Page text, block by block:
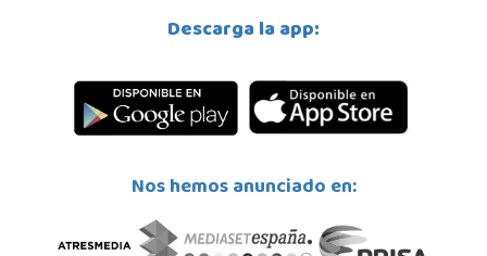
STOCK DISPONIBLE
Sevilla
955605259
Descarga la app:
Nos hemos anunciado en: